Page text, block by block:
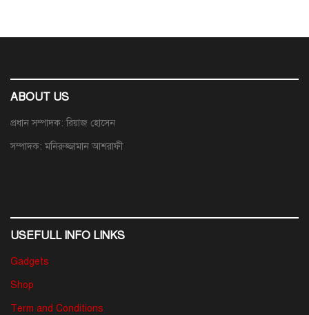
ABOUT US
প্রধান সম্পাদক: রিয়াজ হোসেন
সম্পাদক: মনিরুজ্জামান আশরাফী
USEFULL INFO LINKS
Gadgets
Shop
Term and Conditions